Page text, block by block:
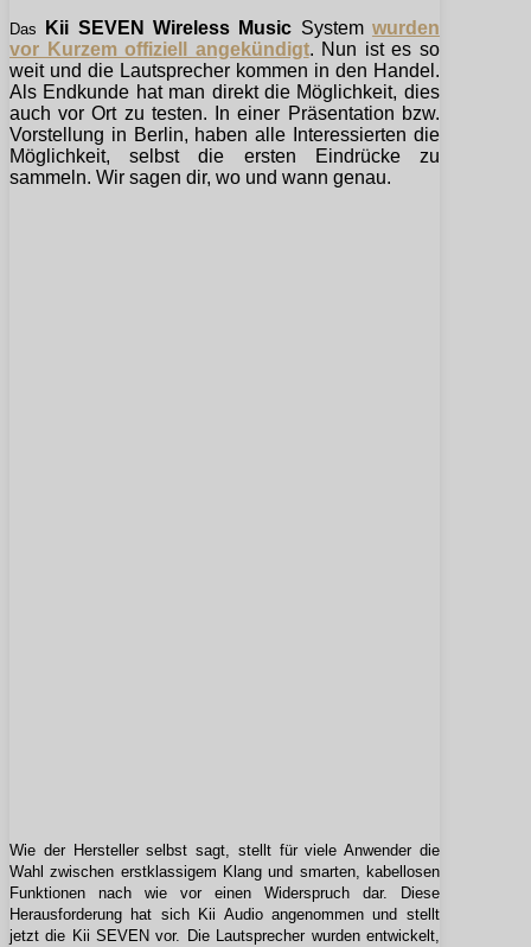
Das Kii SEVEN Wireless Music System wurden
vor Kurzem offiziell angekündigt. Nun ist es so
weit und die Lautsprecher kommen in den Handel.
Als Endkunde hat man direkt die Möglichkeit, dies
auch vor Ort zu testen. In einer Präsentation bzw.
Vorstellung in Berlin, haben alle Interessierten die
Möglichkeit, selbst die ersten Eindrücke zu
sammeln. Wir sagen dir, wo und wann genau.
Wie der Hersteller selbst sagt, stellt für viele Anwender die
Wahl zwischen erstklassigem Klang und smarten, kabellosen
Funktionen nach wie vor einen Widerspruch dar. Diese
Herausforderung hat sich Kii Audio angenommen und stellt
jetzt die Kii SEVEN vor. Die Lautsprecher wurden entwickelt,